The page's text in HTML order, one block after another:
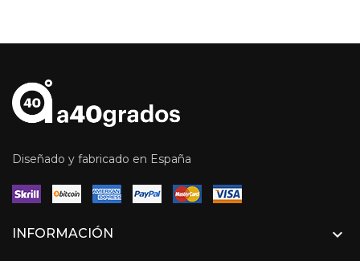
Diseñado y fabricado en España
INFORMACIÓN 